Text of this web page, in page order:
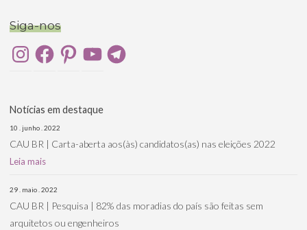
Siga-nos
InstagramFacebookPinterestYouTubeTelegram
Notícias em destaque
10 . junho . 2022
CAU BR | Carta-aberta aos(às) candidatos(as) nas eleições 2022
Leia mais
29 . maio . 2022
CAU BR | Pesquisa | 82% das moradias do país são feitas sem
arquitetos ou engenheiros